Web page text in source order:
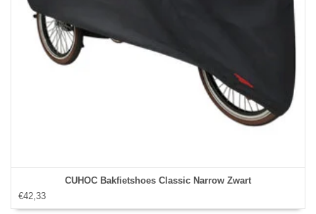
CUHOC Bakfietshoes Classic Narrow Zwart
€42,33